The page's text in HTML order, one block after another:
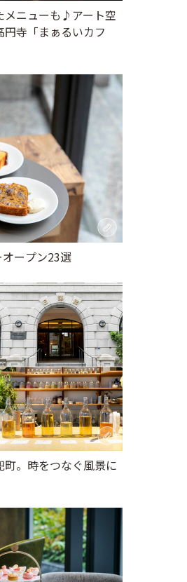
メニューも♪アート空
寺「まぁるいカフ
オープン23選
。時をつなぐ風景に